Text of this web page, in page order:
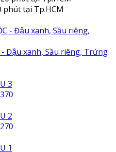
phút tại Tp.HCM
- Đậu xanh, Sầu riêng, Trứng